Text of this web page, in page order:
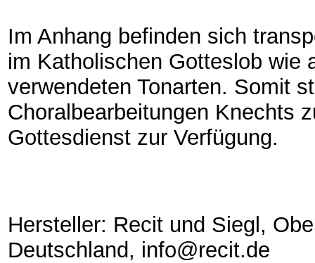
Im Anhang befinden sich
im Katholischen Gotteslob wie
verwendeten Tonarten. Somit
Choralbearbeitungen Knechts
Gottesdienst zur Verfügung.
Hersteller: Recit und Siegl,
Deutschland, info@recit.de